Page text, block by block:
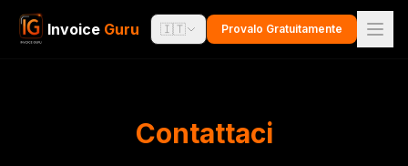
Invoice Guru 🇮🇹 Provalo Gratuitamente
Contattaci